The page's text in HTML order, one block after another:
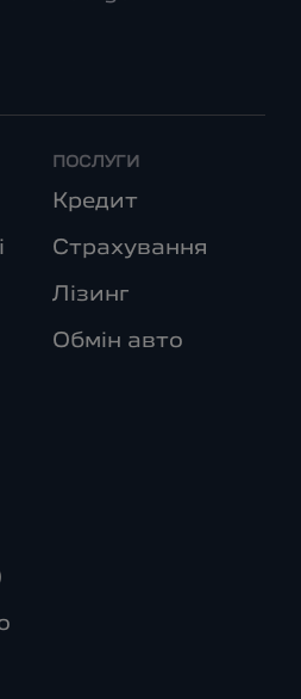
ПОСЛУГИ
Кредит
Страхування
Лізинг
Обмін авто